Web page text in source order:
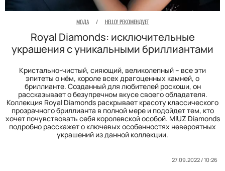
МОДА / HELLO! РЕКОМЕНДУЕТ
Royal Diamonds: исключительные
украшения с уникальными бриллиантами
Кристально-чистый, сияющий, великолепный – все эти
эпитеты о нём, короле всех драгоценных камней, о
бриллианте. Созданный для любителей роскоши, он
рассказывает о безупречном вкусе своего обладателя.
Коллекция Royal Diamonds раскрывает красоту классического
прозрачного бриллианта в полной мере и подойдет тем, кто
хочет почувствовать себя королевской особой. MIUZ Diamonds
подробно расскажет о ключевых особенностях невероятных
украшений из данной коллекции.
27.09.2022 / 10:26